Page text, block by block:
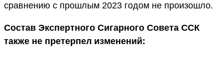
сравнению с прошлым 2023 годом не произошло.
Состав Экспертного Сигарного Совета ССК
также не претерпел изменений: